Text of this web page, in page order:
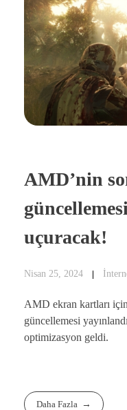
AMD’nin
uçuracak!
Nisan 25, 2024
AMD ekran kartları
güncellemesi
optimizasyon geldi.
Daha Fazla